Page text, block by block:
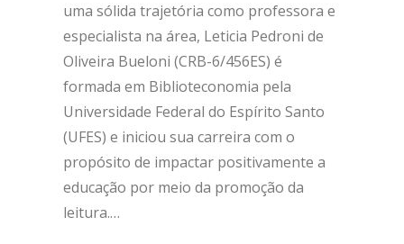
uma sólida trajetória como professora e
especialista na área, Leticia Pedroni de
Oliveira Bueloni (CRB-6/456ES) é
formada em Biblioteconomia pela
Universidade Federal do Espírito Santo
(UFES) e iniciou sua carreira com o
propósito de impactar positivamente a
educação por meio da promoção da
leitura.…